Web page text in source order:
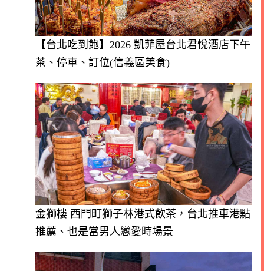
【台北吃到飽】2026 凱菲屋台北君悅酒店下午
茶、停車、訂位(信義區美食)
金獅樓 西門町獅子林港式飲茶，台北推車港點
推薦、也是當男人戀愛時場景